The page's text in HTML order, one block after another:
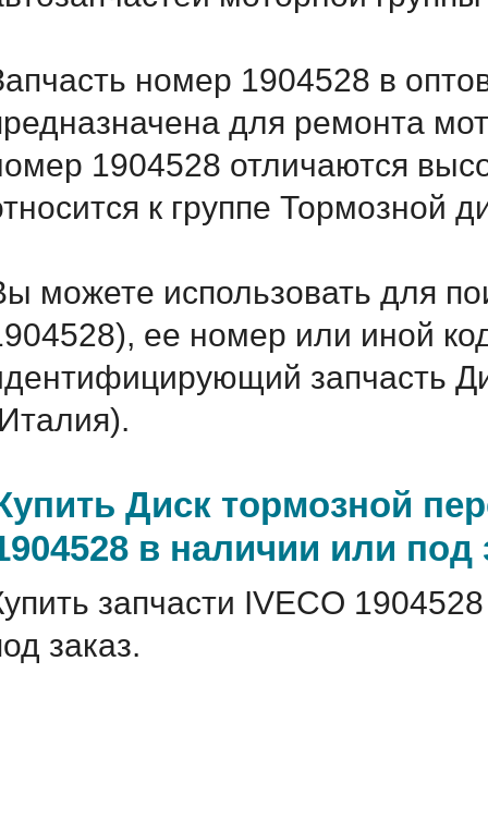
номер 1904528 в
для ремонта
1904528 отличаются
к группе Тормозной
можете использовать для
ее номер или иной
запчасть
Диск тормозной
в наличии или под
запчасти IVECO
заказ.